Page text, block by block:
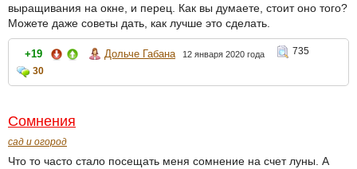
выращивания на окне, и перец. Как вы думаете, стоит оно того?
Можете даже советы дать, как лучше это сделать.
+19 Дольче Габана 12 января 2020 года
735
30
Сомнения
сад и огород
Что то часто стало посещать меня сомнение на счет луны. А